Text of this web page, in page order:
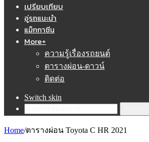
เปรียบเทียบ
อู่รถแนะนำ
แม็กกาซีน
More+
ความรู้เรื่องรถยนต์
ตารางผ่อน-ดาวน์
ติดต่อ
Switch skin
Home/ตารางผ่อน Toyota C HR 2021